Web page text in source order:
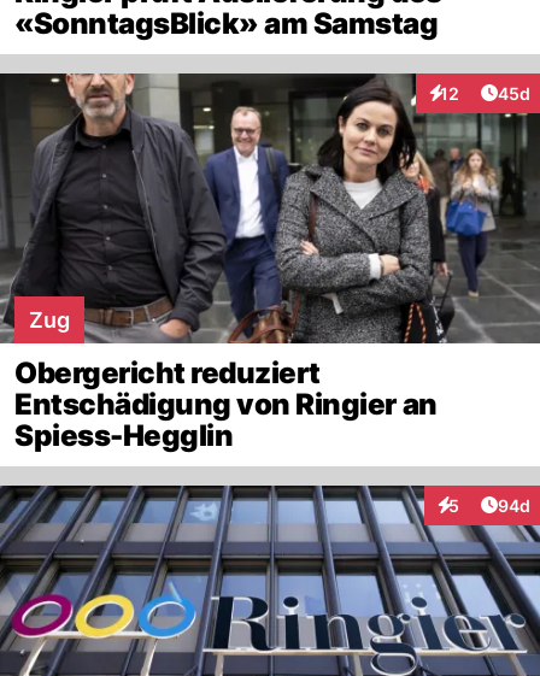
«SonntagsBlick» am Samstag
12
Interaktionen
45d
Zug
Obergericht reduziert
Entschädigung von Ringier an
Spiess-Hegglin
5
Interaktionen
94d